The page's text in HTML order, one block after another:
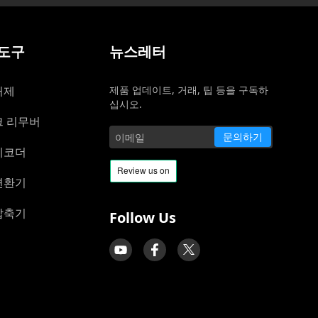
구
리무버
더
기
기
뉴스레터
제품 업데이트, 거래, 팁 등을 구독하
십시오.
문의하기
Follow Us